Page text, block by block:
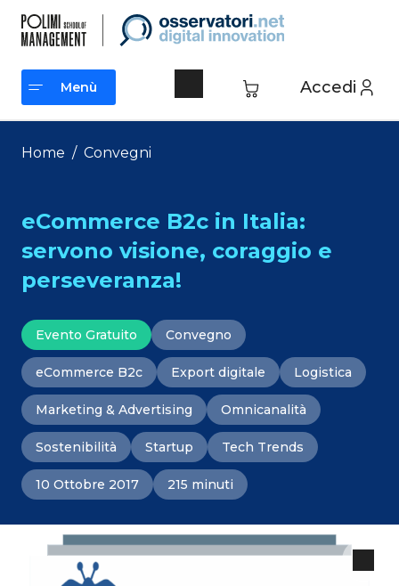
contenuto
Accedi
Menù
Menù
Home / Convegni
eCommerce B2c in Italia:
servono visione, coraggio e
perseveranza!
Evento Gratuito Convegno
eCommerce B2c Export digitale Logistica
Marketing & Advertising Omnicanalità
Sostenibilità Startup Tech Trends
10 Ottobre 2017 215 minuti